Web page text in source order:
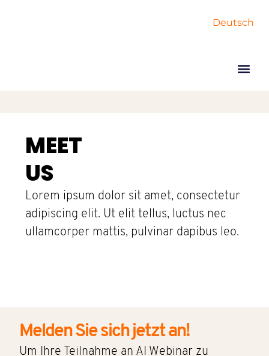
Deutsch
MEET
US
Lorem ipsum dolor sit amet, consectetur
adipiscing elit. Ut elit tellus, luctus nec
ullamcorper mattis, pulvinar dapibus leo.
Melden Sie sich jetzt an!
Um Ihre Teilnahme an AI Webinar zu